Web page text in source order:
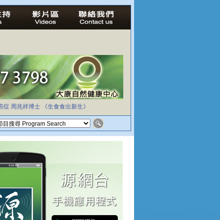
症 周兆祥博士 《生食食出新生》